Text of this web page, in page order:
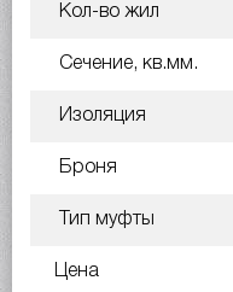
Кол-во жил
Сечение, кв.мм.
Изоляция
Броня
Тип муфты
Цена